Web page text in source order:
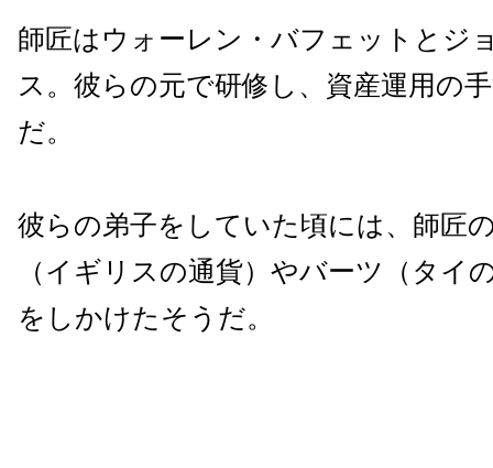
師匠はウォーレン・バフェットとジ
ス。彼らの元で研修し、資産運用の
だ。
彼らの弟子をしていた頃には、師匠
（イギリスの通貨）やバーツ（タイ
をしかけたそうだ。